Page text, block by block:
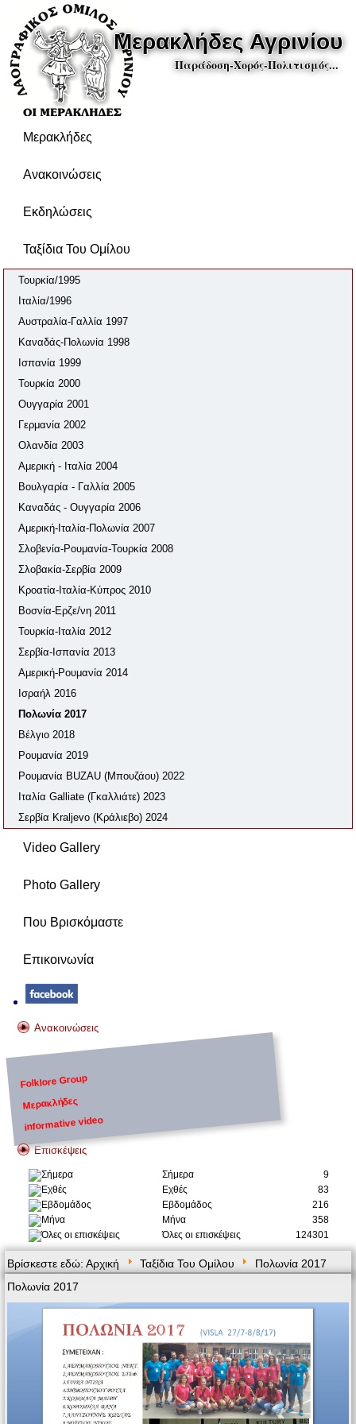
Μερακλήδες Αγρινίου
Παράδοση-Χορός-Πολιτισμός...
Μερακλήδες
Ανακοινώσεις
Εκδηλώσεις
Ταξίδια Του Ομίλου
Τουρκία/1995
Ιταλία/1996
Αυστραλία-Γαλλία 1997
Καναδάς-Πολωνία 1998
Ισπανία 1999
Τουρκία 2000
Ουγγαρία 2001
Γερμανία 2002
Ολανδία 2003
Αμερική - Ιταλία 2004
Βουλγαρία - Γαλλία 2005
Καναδάς - Ουγγαρία 2006
Αμερική-Ιταλία-Πολωνία 2007
Σλοβενία-Ρουμανία-Τουρκία 2008
Σλοβακία-Σερβία 2009
Κροατία-Ιταλία-Κύπρος 2010
Βοσνία-Ερζε/νη 2011
Τουρκία-Ιταλία 2012
Σερβία-Ισπανία 2013
Αμερική-Ρουμανία 2014
Ισραήλ 2016
Πολωνία 2017
Βέλγιο 2018
Ρουμανία 2019
Ρουμανία BUZAU (Μπουζάου) 2022
Ιταλία Galliate (Γκαλλιάτε) 2023
Σερβία Kraljevo (Κράλιεβο) 2024
Video Gallery
Photo Gallery
Που Βρισκόμαστε
Επικοινωνία
Ανακοινώσεις
Folklore Group
Μερακλήδες
informative video
Επισκέψεις
Σήμερα
9
Εχθές
83
Εβδομάδος
216
Μήνα
358
Όλες οι επισκέψεις
124301
Βρίσκεστε εδώ:Αρχική Ταξίδια Του Ομίλου
Πολωνία 2017
Πολωνία 2017